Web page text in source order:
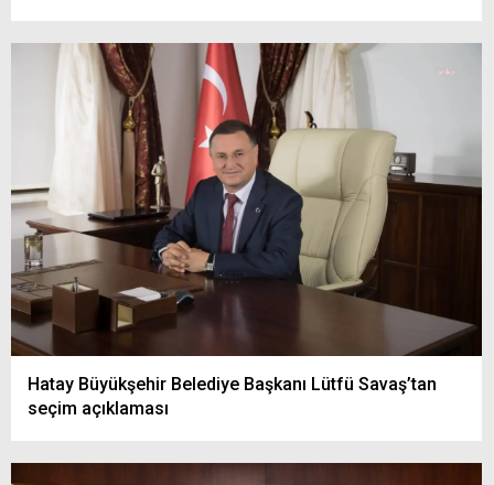
Hatay Büyükşehir Belediye Başkanı Lütfü Savaş’tan
seçim açıklaması